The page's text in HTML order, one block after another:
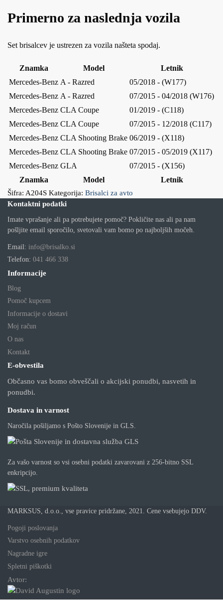
Primerno za naslednja vozila
Set brisalcev je ustrezen za vozila našteta spodaj.
Znamka Model Letnik
Znamka Model Letnik
Mercedes-Benz A - Razred
05/2018 - (W177)
Mercedes-Benz A - Razred
07/2015 - 04/2018 (W176)
Mercedes-Benz CLA Coupe
01/2019 - (C118)
Mercedes-Benz CLA Coupe
07/2015 - 12/2018 (C117)
Mercedes-Benz CLA Shooting Brake 06/2019 - (X118)
Mercedes-Benz CLA Shooting Brake 07/2015 - 05/2019 (X117)
Mercedes-Benz GLA 07/2015 - (X156)
Šifra: A204S Kategorija: Brisalci za avto
Kontaktni podatki
Imate vprašanje ali pa potrebujete pomoč? Pokličite nas ali pa nam
pošljite email sporočilo, svetovali vam bomo po najboljših močeh.
Email: info@brisalko.si
Telefon: 041 466 338
Informacije
Blog
Pomoč kupcem
Informacije o dostavi
Moj račun
O nas
Kontakt
E-obvestila
Občasno vas bomo obveščali o akcijski ponudbi, nasvetih in
ponudbi.
Dostava in varnost
Naročila pošiljamo s Pošto Slovenije in GLS.
Za vašo varnost so vsi osebni podatki zavarovani z 256-bitno SSL
enkripcijo.
MARKSUS, d.o.o., vse pravice pridržane, 2021. Cene vsebujejo DDV.
Pogoji poslovanja
Varstvo osebnih podatkov
Nagradne igre
Spletni piškotki
Avtor: